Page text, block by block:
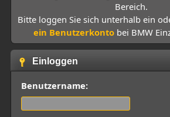
Bereich.
Bitte loggen Sie sich unterhalb ein
ein Benutzerkontobei BMW
Einloggen
Benutzername: